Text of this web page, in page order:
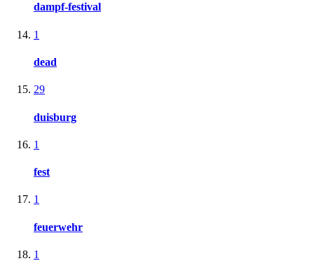
dampf-festival
1
dead
29
duisburg
1
fest
1
feuerwehr
1